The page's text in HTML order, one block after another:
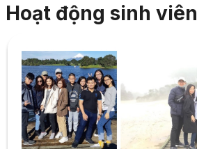
Hoạt động sinh viên